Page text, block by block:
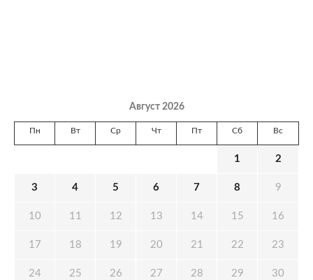
Август 2026
Пн Вт Ср Чт Пт Сб Вс
1 2
3 4 5 6 7 8 9
10 11 12 13 14 15 16
17 18 19 20 21 22 23
24 25 26 27 28 29 30